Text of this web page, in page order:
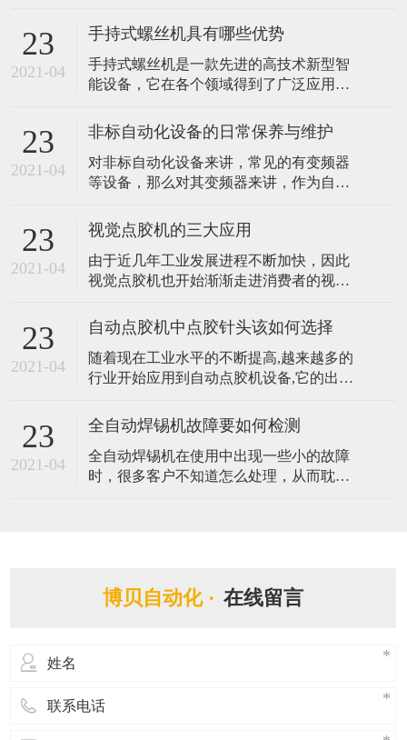
减少人工数量及减少人工误操作带来的不
良因素。是一种典型的非标自动化设备。
由于其属于非标自动化设备，具有可定制
的特性，涉及螺丝紧固的产品都能获得相
平常使用自
23
2021-04
手持式螺丝机具有哪些优势
手持式螺丝机是一款先进的高技术新型智
能设备，它在各个领域得到了广泛应用。
行业和各大电子产品生产中都离不开它。
想必大家一定十分好奇，手持式螺丝机的
优势到底有哪些。 1、多功能长时效 手持
式螺丝机具备完善齐全的功能且长时效工
接，移
23
2021-04
非标自动化设备的日常保养与维护
对非标自动化设备来讲，常见的有变频器
等设备，那么对其变频器来讲，作为自动
保养与维护呢? 首先就保养过程来讲，有些
保养是需要每天进行的，比如对变频器的
环境温度与湿度进行检查，因为其对变频
器会产生比较重要的影响，当环境过高的
坏，或
23
2021-04
视觉点胶机的三大应用
由于近几年工业发展进程不断加快，因此
视觉点胶机也开始渐渐走进消费者的视线
域且备受青睐。主要是因为它拥有超大储
存的硬盘，以及附带视觉检测定位系统而
能够有效辅助程式编辑，实时追踪坐标轨
迹，大大提升编程的效率。那么拥有如此
工智能
23
2021-04
自动点胶机中点胶针头该如何选择
随着现在工业水平的不断提高,越来越多的
行业开始应用到自动点胶机设备,它的出现
品质与效率。点胶针头在自动点胶机中扮
演着很重要的角色,不同的胶水需要配不同
样式的点胶针头,它将直接与间接影响着点
胶机的点胶质量与效果,由此可见其点胶针
23
2021-04
全自动焊锡机故障要如何检测
全自动焊锡机在使用中出现一些小的故障
时，很多客户不知道怎么处理，从而耽误
障要如何检测? 1. 检测全自动焊锡机所有的
博贝自动化 · 在线留言